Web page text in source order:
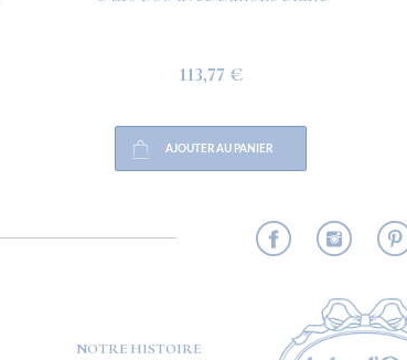
113,77 €
AJOUTER AU PANIER
NOTRE HISTOIRE